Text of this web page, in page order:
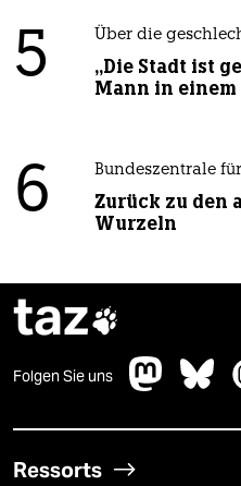
5 Über die
„Die Stadt ist
Mann in einem
6 Bundeszentrale
Zurück zu den
Wurzeln
taz
Folgen Sie uns
Ressorts